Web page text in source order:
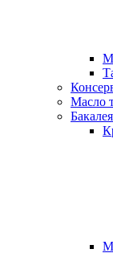
Масло
Бакалея